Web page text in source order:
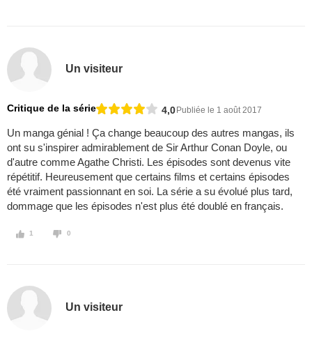
Un visiteur
Critique de la série 4,0 Publiée le 1 août 2017
Un manga génial ! Ça change beaucoup des autres mangas, ils
ont su s'inspirer admirablement de Sir Arthur Conan Doyle, ou
d'autre comme Agathe Christi. Les épisodes sont devenus vite
répétitif. Heureusement que certains films et certains épisodes
été vraiment passionnant en soi. La série a su évolué plus tard,
dommage que les épisodes n'est plus été doublé en français.
1 0
Un visiteur